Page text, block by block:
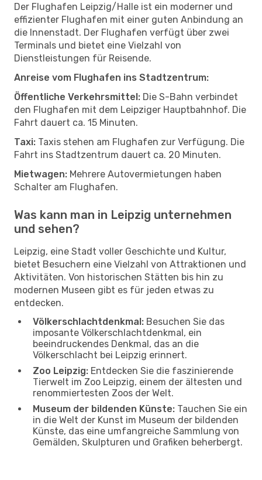
Der Flughafen Leipzig/Halle ist ein moderner und
effizienter Flughafen mit einer guten Anbindung an
die Innenstadt. Der Flughafen verfügt über zwei
Terminals und bietet eine Vielzahl von
Dienstleistungen für Reisende.
Anreise vom Flughafen ins Stadtzentrum:
Öffentliche Verkehrsmittel: Die S-Bahn verbindet
den Flughafen mit dem Leipziger Hauptbahnhof. Die
Fahrt dauert ca. 15 Minuten.
Taxi: Taxis stehen am Flughafen zur Verfügung. Die
Fahrt ins Stadtzentrum dauert ca. 20 Minuten.
Mietwagen: Mehrere Autovermietungen haben
Schalter am Flughafen.
Was kann man in Leipzig unternehmen
und sehen?
Leipzig, eine Stadt voller Geschichte und Kultur,
bietet Besuchern eine Vielzahl von Attraktionen und
Aktivitäten. Von historischen Stätten bis hin zu
modernen Museen gibt es für jeden etwas zu
entdecken.
Völkerschlachtdenkmal: Besuchen Sie das
imposante Völkerschlachtdenkmal, ein
beeindruckendes Denkmal, das an die
Völkerschlacht bei Leipzig erinnert.
Zoo Leipzig: Entdecken Sie die faszinierende
Tierwelt im Zoo Leipzig, einem der ältesten und
renommiertesten Zoos der Welt.
Museum der bildenden Künste: Tauchen Sie ein
in die Welt der Kunst im Museum der bildenden
Künste, das eine umfangreiche Sammlung von
Gemälden, Skulpturen und Grafiken beherbergt.